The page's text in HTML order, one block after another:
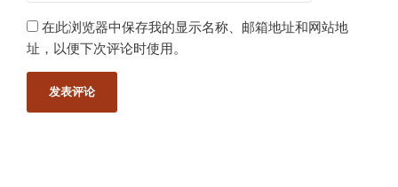
在此浏览器中保存我的显示名称、邮箱地址和网站地
址，以便下次评论时使用。